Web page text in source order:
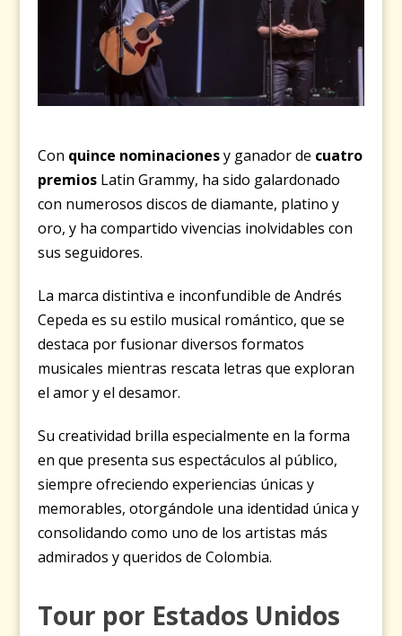
Con quince nominacionesy ganador de cuatro
premios Latin Grammy, ha sido galardonado
con numerosos discos de diamante, platino y
oro, y ha compartido vivencias inolvidables con
sus seguidores.
La marca distintiva e inconfundible de Andrés
Cepeda es su estilo musical romántico, que se
destaca por fusionar diversos formatos
musicales mientras rescata letras que exploran
el amor y el desamor.
Su creatividad brilla especialmente en la forma
en que presenta sus espectáculos al público,
siempre ofreciendo experiencias únicas y
memorables, otorgándole una identidad única y
consolidando como uno de los artistas más
admirados y queridos de Colombia.
Tour por Estados Unidos